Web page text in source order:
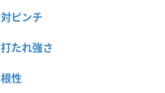
対ピンチ
打たれ強さ
根性